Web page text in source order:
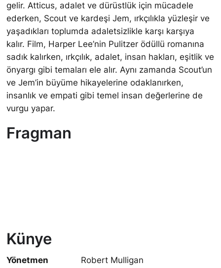
gelir. Atticus, adalet ve dürüstlük için mücadele
ederken, Scout ve kardeşi Jem, ırkçılıkla yüzleşir ve
yaşadıkları toplumda adaletsizlikle karşı karşıya
kalır. Film, Harper Lee’nin Pulitzer ödüllü romanına
sadık kalırken, ırkçılık, adalet, insan hakları, eşitlik ve
önyargı gibi temaları ele alır. Aynı zamanda Scout’un
ve Jem’in büyüme hikayelerine odaklanırken,
insanlık ve empati gibi temel insan değerlerine de
vurgu yapar.
Fragman
Künye
Yönetmen
Robert Mulligan